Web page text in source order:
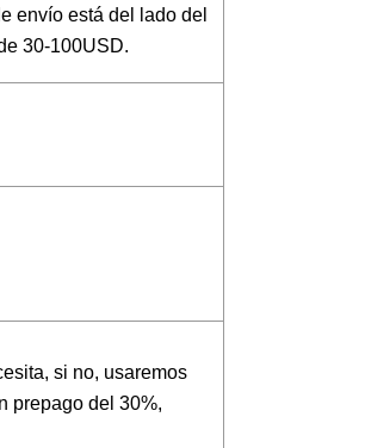
envío está del lado del
30-100USD.
si no, usaremos
prepago del 30%,